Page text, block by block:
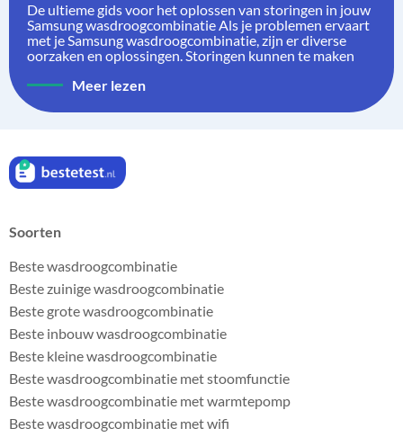
De ultieme gids voor het oplossen van storingen in jouw
Samsung wasdroogcombinatie Als je problemen ervaart
met je Samsung wasdroogcombinatie, zijn er diverse
oorzaken en oplossingen. Storingen kunnen te maken
Meer lezen
Soorten
Beste wasdroogcombinatie
Beste zuinige wasdroogcombinatie
Beste grote wasdroogcombinatie
Beste inbouw wasdroogcombinatie
Beste kleine wasdroogcombinatie
Beste wasdroogcombinatie met stoomfunctie
Beste wasdroogcombinatie met warmtepomp
Beste wasdroogcombinatie met wifi